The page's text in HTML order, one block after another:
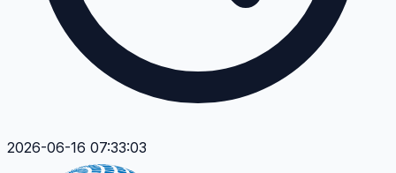
2026-06-16 07:33:03